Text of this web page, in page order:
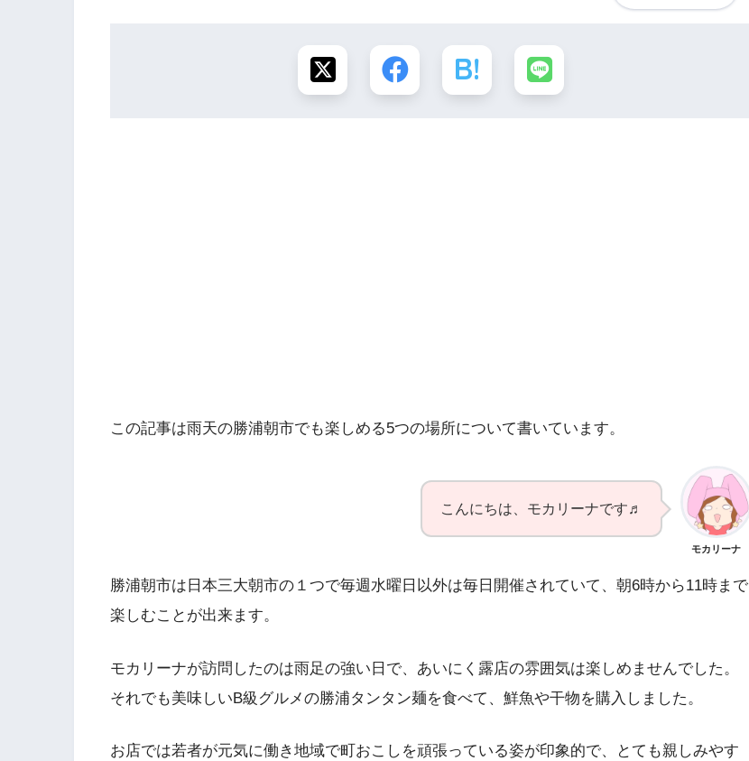
この記事は雨天の勝浦朝市でも楽しめる5つの場所について書いています。
モカリーナ
こんにちは、モカリーナです♬
勝浦朝市は日本三大朝市の１つで毎週水曜日以外は毎日開催されていて、朝6時から11時まで
楽しむことが出来ます。
モカリーナが訪問したのは雨足の強い日で、あいにく露店の雰囲気は楽しめませんでした。
それでも美味しいB級グルメの勝浦タンタン麺を食べて、鮮魚や干物を購入しました。
お店では若者が元気に働き地域で町おこしを頑張っている姿が印象的で、とても親しみやす